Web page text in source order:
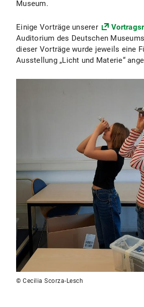
Museum.
Einige Vorträge unserer
Auditorium des Deutschen
dieser Vorträge wurde jeweils eine
Ausstellung „Licht und Materie“
© Cecilia Scorza-Lesch